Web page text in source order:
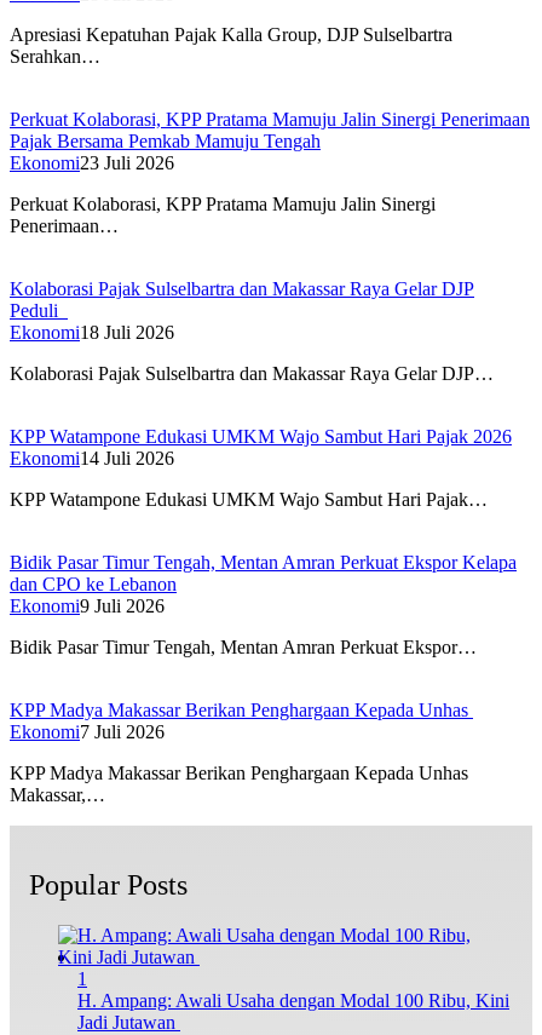
Apresiasi Kepatuhan Pajak Kalla Group, DJP Sulselbartra
Serahkan…
Perkuat Kolaborasi, KPP Pratama Mamuju Jalin Sinergi Penerimaan
Pajak Bersama Pemkab Mamuju Tengah
Ekonomi23 Juli 2026
Perkuat Kolaborasi, KPP Pratama Mamuju Jalin Sinergi
Penerimaan…
Kolaborasi Pajak Sulselbartra dan Makassar Raya Gelar DJP
Peduli
Ekonomi18 Juli 2026
Kolaborasi Pajak Sulselbartra dan Makassar Raya Gelar DJP…
KPP Watampone Edukasi UMKM Wajo Sambut Hari Pajak 2026
Ekonomi14 Juli 2026
KPP Watampone Edukasi UMKM Wajo Sambut Hari Pajak…
Bidik Pasar Timur Tengah, Mentan Amran Perkuat Ekspor Kelapa
dan CPO ke Lebanon
Ekonomi9 Juli 2026
Bidik Pasar Timur Tengah, Mentan Amran Perkuat Ekspor…
KPP Madya Makassar Berikan Penghargaan Kepada Unhas
Ekonomi7 Juli 2026
KPP Madya Makassar Berikan Penghargaan Kepada Unhas
Makassar,…
Popular Posts
1
H. Ampang: Awali Usaha dengan Modal 100 Ribu, Kini
Jadi Jutawan